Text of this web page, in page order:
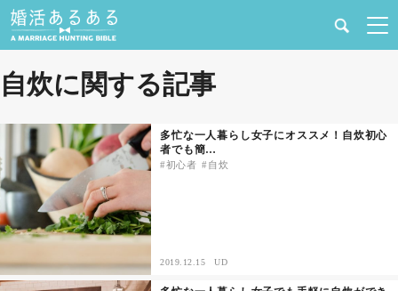
健康
恋愛の悩み
出会い
自炊に関する記事
多忙な一人暮らし女子にオススメ！自炊初心
者でも簡…
初心者 自炊
2019.12.15 UD